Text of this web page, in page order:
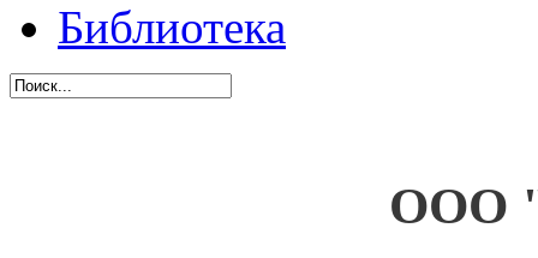
Библиотека
ООО